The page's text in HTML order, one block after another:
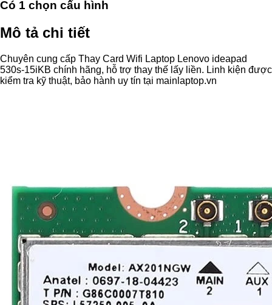
Có 1 chọn cấu hình
Mô tả chi tiết
Chuyên cung cấp Thay Card Wifi Laptop Lenovo ideapad
530s-15iKB chính hãng, hỗ trợ thay thế lấy liền. Linh kiện được
kiểm tra kỹ thuật, bảo hành uy tín tại mainlaptop.vn